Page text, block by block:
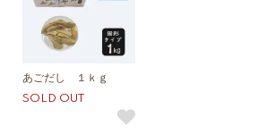
あごだし １ｋｇ
SOLD OUT